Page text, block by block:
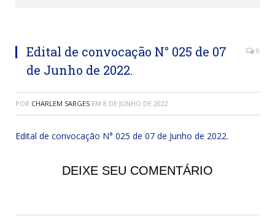
Edital de convocação N° 025 de 07
de Junho de 2022.
0
POR CHARLEM SARGES EM 8 DE JUNHO DE 2022
Edital de convocação N° 025 de 07 de Junho de 2022.
DEIXE SEU COMENTÁRIO